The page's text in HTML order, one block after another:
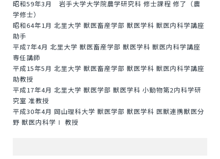
昭和59年3月 岩手大学大学院農学研究科 修士課程 修了（農
学修士）
昭和64年1月 北里大学 獣医畜産学部 獣医学科 獣医内科学講座
助手
平成7年4月 北里大学 獣医畜産学部 獣医学科 獣医内科学講座
専任講師
平成15年5月 北里大学 獣医畜産学部 獣医学科 獣医内科学講座
助教授
平成17年4月 北里大学 獣医学部 獣医学科 小動物第2内科学研
究室 准教授
平成30年4月 岡山理科大学 獣医学部 獣医学科 医獣連携獣医分
野 獣医内科学Ⅰ 教授